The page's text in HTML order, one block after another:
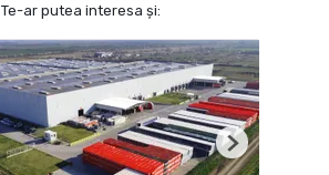
Te-ar putea interesa și:
Next